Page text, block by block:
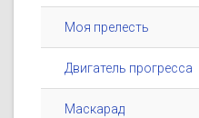
Моя прелесть
Двигатель прогресса
Маскарад